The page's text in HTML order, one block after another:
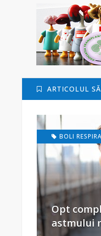
ARTICOLUL
BOLI
Opt
astmului